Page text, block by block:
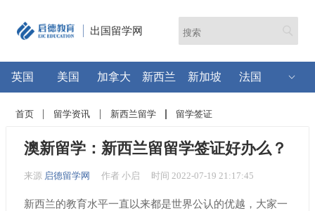
出国留学网
英国 美国 加拿大 新西兰 新加坡 法国
首页 留学资讯 新西兰留学 留学签证
澳新留学：新西兰留留学签证好办么？
来源 启德留学网 作者 小启 时间 2022-07-19 21:17:45
新西兰的教育水平一直以来都是世界公认的优越，大家一